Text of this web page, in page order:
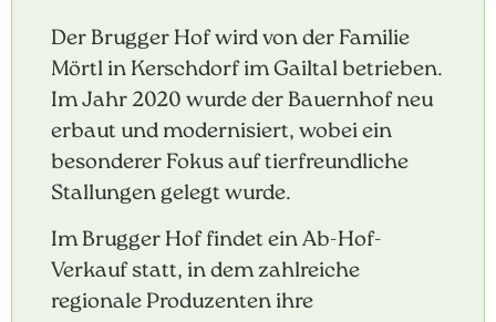
Der Brugger Hof wird von der Familie
Mörtl in Kerschdorf im Gailtal betrieben.
Im Jahr 2020 wurde der Bauernhof neu
erbaut und modernisiert, wobei ein
besonderer Fokus auf tierfreundliche
Stallungen gelegt wurde.
Im Brugger Hof findet ein Ab-Hof-
Verkauf statt, in dem zahlreiche
regionale Produzenten ihre